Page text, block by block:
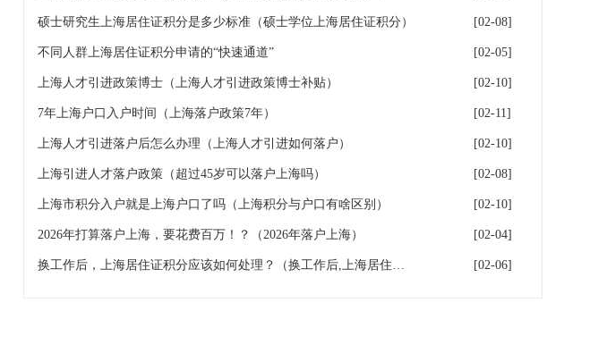
硕士研究生上海居住证积分是多少标准（硕士学位上海居住证积分） [02-08]
不同人群上海居住证积分申请的“快速通道” [02-05]
上海人才引进政策博士（上海人才引进政策博士补贴） [02-10]
7年上海户口入户时间（上海落户政策7年） [02-11]
上海人才引进落户后怎么办理（上海人才引进如何落户） [02-10]
上海引进人才落户政策（超过45岁可以落户上海吗） [02-08]
上海市积分入户就是上海户口了吗（上海积分与户口有啥区别） [02-10]
2026年打算落户上海，要花费百万！？（2026年落户上海） [02-04]
换工作后，上海居住证积分应该如何处理？（换工作后,上海居住证积分应该如何处理） [02-06]